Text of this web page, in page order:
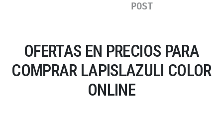
POST
OFERTAS EN PRECIOS PARA
COMPRAR LAPISLAZULI COLOR
ONLINE